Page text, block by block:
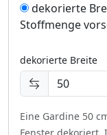
dekorierte
Stoffmenge
dekorierte Breite
Eine Gardine 50